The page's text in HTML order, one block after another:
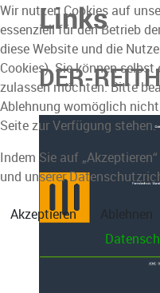
Links
DER-
Wir nutzen Cookies auf
essenziell für den Betrieb
diese Website und die
Cookies). Sie können
zulassen möchten. Bitte
Ablehnung womöglich
Seite zur Verfügung stehen.
Indem Sie auf
und unserer
Akzeptieren
Ablehnen